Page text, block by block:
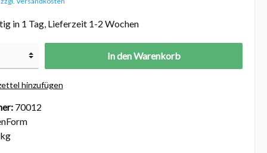
in 1 Tag, Lieferzeit 1-2 Wochen
In den Warenkorb
hinzufügen
70012